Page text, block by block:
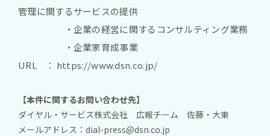
管理に関するサービスの提供
・企業の経営に関するコンサルティング業務
・企業家育成事業
URL ： https://www.dsn.co.jp/
【本件に関するお問い合わせ先】
ダイヤル・サービス株式会社 広報チーム 佐藤・大東
メールアドレス： dial-press@dsn.co.jp